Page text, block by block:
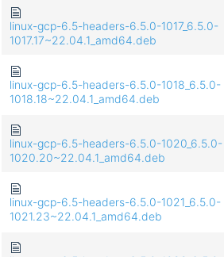
linux-gcp-6.5-headers-6.5.0-1017_6.5.0-
1017.17~22.04.1_amd64.deb
linux-gcp-6.5-headers-6.5.0-1018_6.5.0-
1018.18~22.04.1_amd64.deb
linux-gcp-6.5-headers-6.5.0-1020_6.5.0-
1020.20~22.04.1_amd64.deb
linux-gcp-6.5-headers-6.5.0-1021_6.5.0-
1021.23~22.04.1_amd64.deb